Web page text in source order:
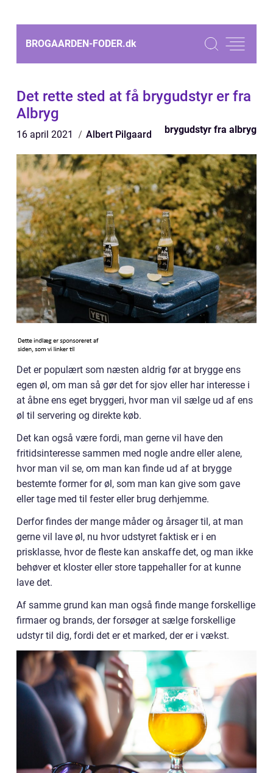
BROGAARDEN-FODER.dk
Det rette sted at få brygudstyr er fra
Albryg
16 april 2021 Albert Pilgaard brygudstyr fra albryg
Det er populært som næsten aldrig før at brygge ens
egen øl, om man så gør det for sjov eller har interesse i
at åbne ens eget bryggeri, hvor man vil sælge ud af ens
øl til servering og direkte køb.
Det kan også være fordi, man gerne vil have den
fritidsinteresse sammen med nogle andre eller alene,
hvor man vil se, om man kan finde ud af at brygge
bestemte former for øl, som man kan give som gave
eller tage med til fester eller brug derhjemme.
Derfor findes der mange måder og årsager til, at man
gerne vil lave øl, nu hvor udstyret faktisk er i en
prisklasse, hvor de fleste kan anskaffe det, og man ikke
behøver et kloster eller store tappehaller for at kunne
lave det.
Af samme grund kan man også finde mange forskellige
firmaer og brands, der forsøger at sælge forskellige
udstyr til dig, fordi det er et marked, der er i vækst.